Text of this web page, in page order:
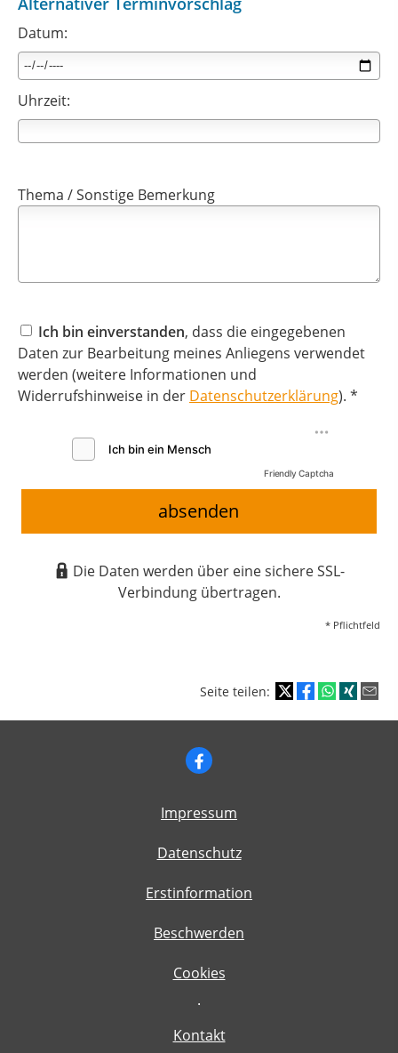
Datum:
Uhrzeit:
Thema / Sonstige Bemerkung
Ich bin einverstanden, dass die eingegebenen
Daten zur Bearbeitung meines Anliegens verwendet
werden (weitere Informationen und
Widerrufshinweise in der Datenschutzerklärung). *
Friendly Captcha
absenden
Die Daten werden über eine sichere SSL-
Verbindung übertragen.
* Pflichtfeld
Seite teilen:
Impressum
Datenschutz
Erstinformation
Beschwerden
Cookies
·
Kontakt